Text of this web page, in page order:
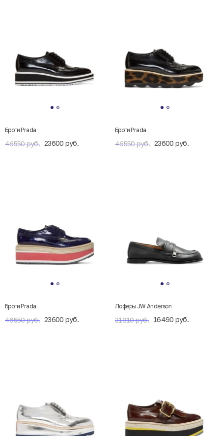
Броги Prada
46550 руб. 23600 руб.
Броги Prada
46550 руб. 23600 руб.
Броги Prada
46550 руб. 23600 руб.
Лоферы JW Anderson
31810 руб. 16490 руб.